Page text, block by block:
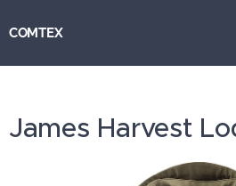
COMTEX
James Harvest